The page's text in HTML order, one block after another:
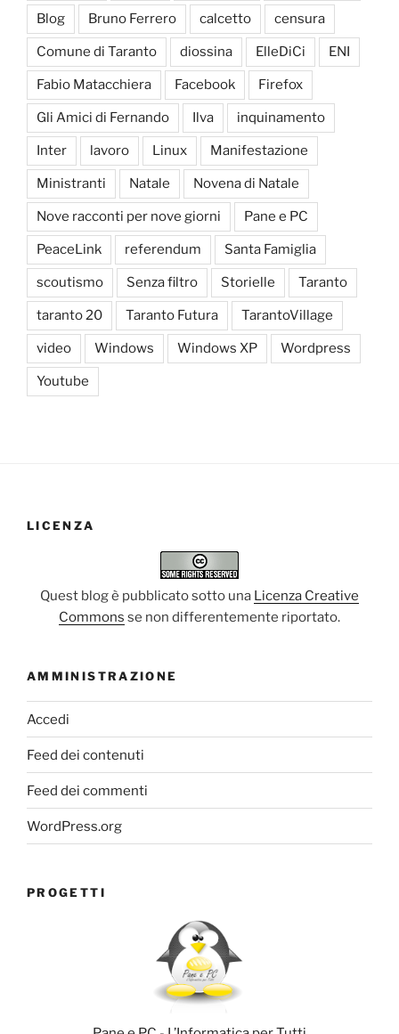
Blog Bruno Ferrero calcetto censura
Comune di Taranto diossina ElleDiCi ENI
Fabio Matacchiera Facebook Firefox
Gli Amici di Fernando Ilva inquinamento
Inter lavoro Linux Manifestazione
Ministranti Natale Novena di Natale
Nove racconti per nove giorni Pane e PC
PeaceLink referendum Santa Famiglia
scoutismo Senza filtro Storielle Taranto
taranto 20 Taranto Futura TarantoVillage
video Windows Windows XP Wordpress
Youtube
LICENZA
Quest blog è pubblicato sotto una Licenza Creative
Commons se non differentemente riportato.
AMMINISTRAZIONE
Accedi
Feed dei contenuti
Feed dei commenti
WordPress.org
PROGETTI